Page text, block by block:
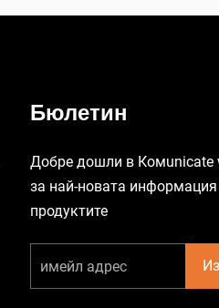
Бюлетин
Добре дошли в Комunicate
за най-новата информация
продуктите